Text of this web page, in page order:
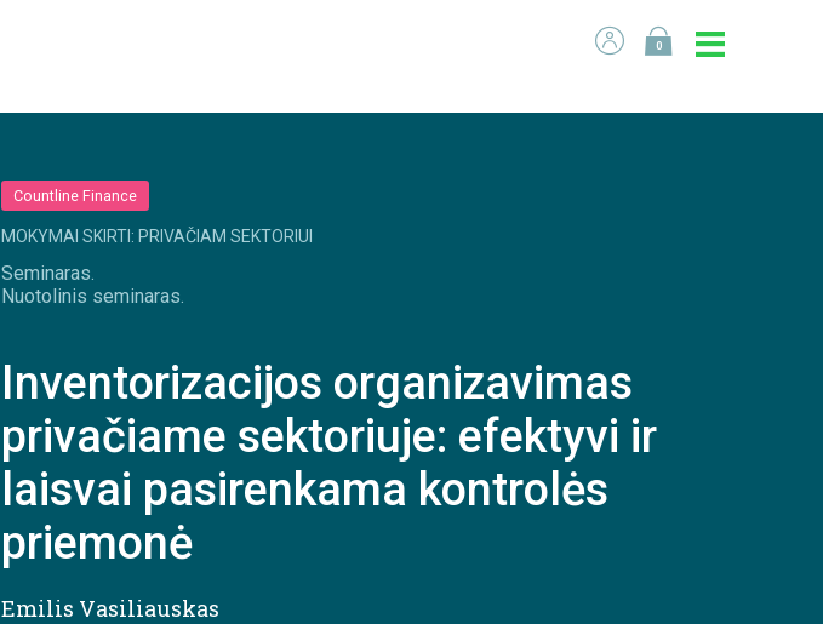
0
Countline Finance
MOKYMAI SKIRTI: PRIVAČIAM SEKTORIUI
Seminaras.
Nuotolinis seminaras.
Inventorizacijos organizavimas
privačiame sektoriuje: efektyvi ir
laisvai pasirenkama kontrolės
priemonė
Emilis Vasiliauskas